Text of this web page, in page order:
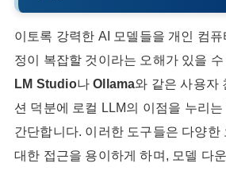
이토록 강력한 AI 모델들을 개인 컴
정이 복잡할 것이라는 오해가 있을
LM Studio나Ollama와 같은 사용자
션 덕분에 로컬 LLM의 이점을 누리
간단합니다. 이러한 도구들은 다양한
대한 접근을 용이하게 하며, 모델 다